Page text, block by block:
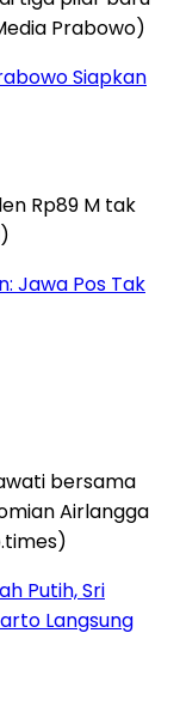
Siapkan
Jawa Pos Tak
Putih, Sri
Langsung